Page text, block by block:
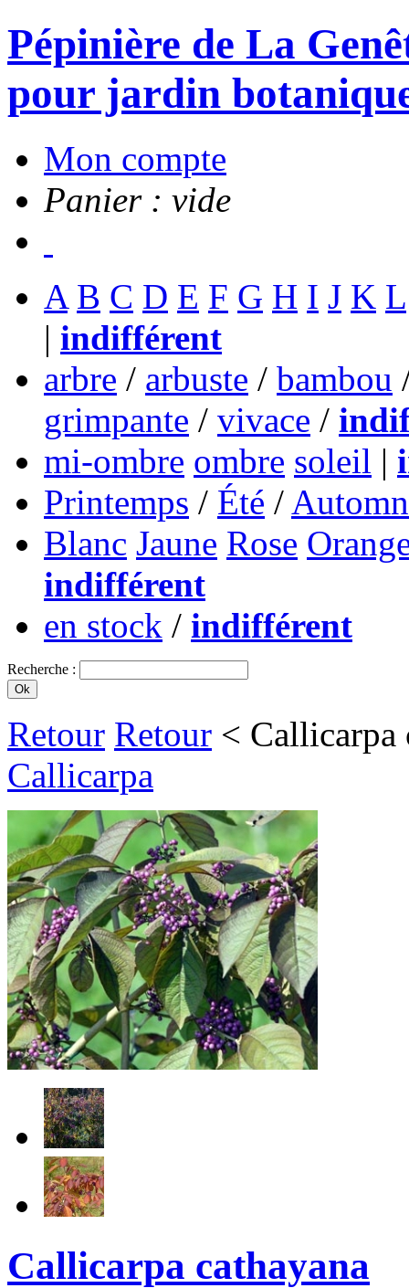
Pépinière de La
pour jardin
Mon compte
Panier : vide
A B C D E F G H I J K L
| indifférent
arbre / arbuste / bambou
grimpante / vivace /
mi-ombre ombre soleil |
Printemps / Été /
Blanc Jaune Rose
indifférent
en stock / indifférent
Recherche :
Retour Retour < Callicarpa
Callicarpa
Callicarpa cathayana